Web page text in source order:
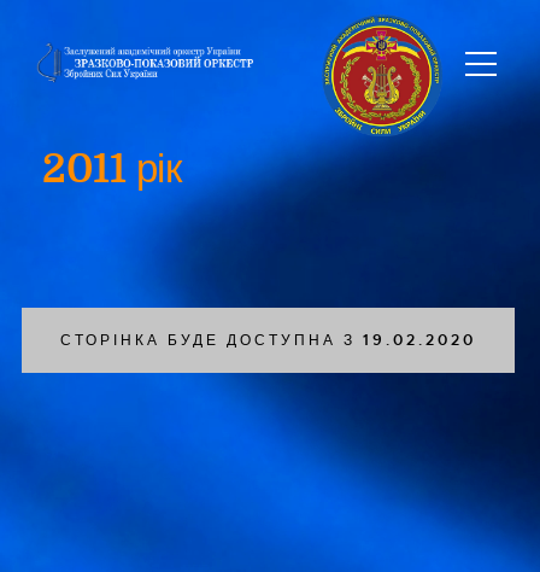
2011 рік
СТОРІНКА БУДЕ ДОСТУПНА З 19.02.2020